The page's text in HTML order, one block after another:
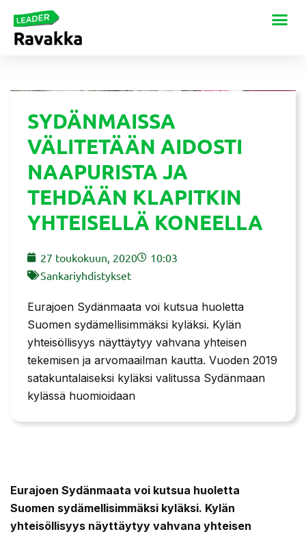
SYDÄNMAISSA
VÄLITETÄÄN AIDOSTI
NAAPURISTA JA
TEHDÄÄN KLAPITKIN
YHTEISELLÄ KONEELLA
27 toukokuun, 2020
10:03
Sankariyhdistykset
Eurajoen Sydänmaata voi kutsua huoletta
Suomen sydämellisimmäksi kyläksi. Kylän
yhteisöllisyys näyttäytyy vahvana yhteisen
tekemisen ja arvomaailman kautta. Vuoden 2019
satakuntalaiseksi kyläksi valitussa Sydänmaan
kylässä huomioidaan
Eurajoen Sydänmaata voi kutsua huoletta
Suomen sydämellisimmäksi kyläksi. Kylän
yhteisöllisyys näyttäytyy vahvana yhteisen